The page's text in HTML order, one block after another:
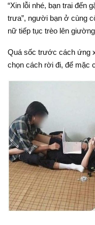
“Xin lỗi nhé, bạn trai đến
trưa”, người bạn ở cùng
nữ tiếp tục trèo lên
Quá sốc trước cách ứng
chọn cách rời đi, để mặc